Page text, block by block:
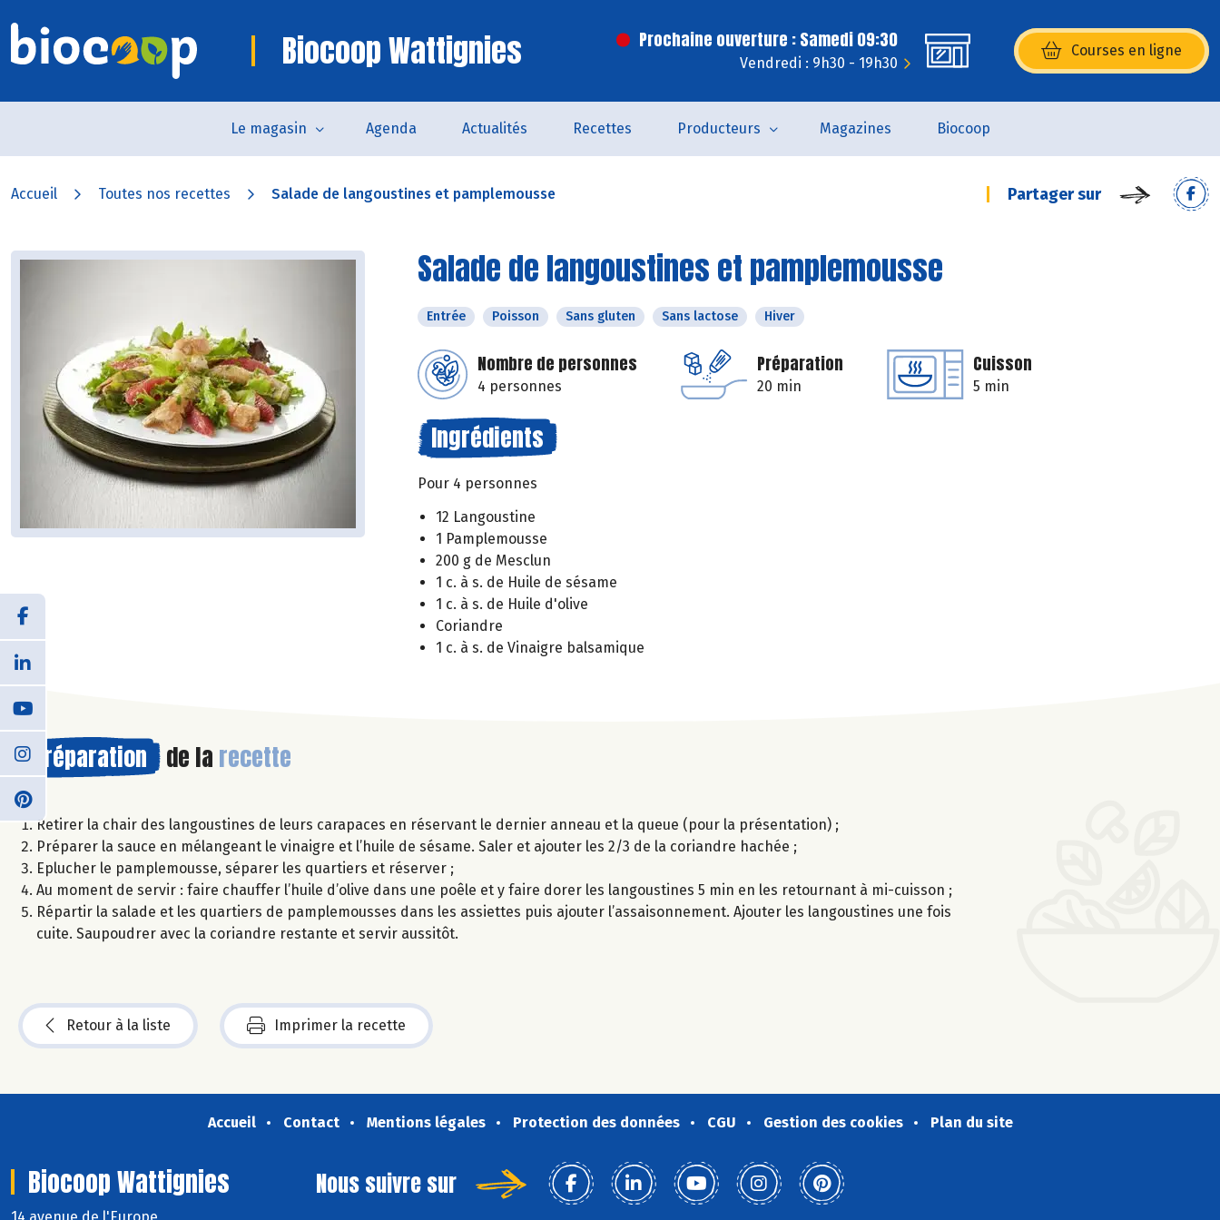
Biocoop Wattignies Prochaine ouverture : Samedi 09:30
Vendredi : 9h30 - 19h30
Courses en ligne
(s’ouvre dans une nouvelle
Le magasin Agenda Actualités Recettes Producteurs Magazines Biocoop
Accueil Toutes nos recettes Salade de langoustines et pamplemousse Partager sur
Salade de langoustines et pamplemousse
Entrée Poisson Sans gluten Sans lactose Hiver
Nombre de personnes
4 personnes
Préparation
20 min
Cuisson
5 min
Ingrédients
Pour 4 personnes
12 Langoustine
1 Pamplemousse
200 g de Mesclun
1 c. à s. de Huile de sésame
1 c. à s. de Huile d'olive
Coriandre
1 c. à s. de Vinaigre balsamique
Préparation de la recette
Retirer la chair des langoustines de leurs carapaces en réservant le dernier anneau et la queue (pour la présentation) ;
Préparer la sauce en mélangeant le vinaigre et l’huile de sésame. Saler et ajouter les 2/3 de la coriandre hachée ;
Eplucher le pamplemousse, séparer les quartiers et réserver ;
Au moment de servir : faire chauffer l’huile d’olive dans une poêle et y faire dorer les langoustines 5 min en les retournant à mi-cuisson ;
Répartir la salade et les quartiers de pamplemousses dans les assiettes puis ajouter l’assaisonnement. Ajouter les langoustines une fois
cuite. Saupoudrer avec la coriandre restante et servir aussitôt.
Retour à la liste Imprimer la recette
Accueil Contact Mentions légales Protection des données CGU Gestion des cookies Plan du site
Biocoop Wattignies
14 avenue de l'Europe
Nous suivre sur